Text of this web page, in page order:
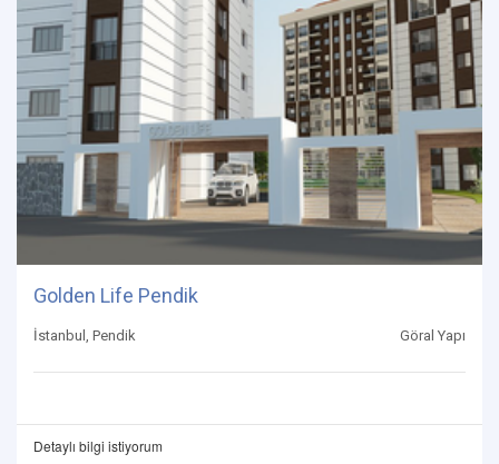
Golden Life Pendik
İstanbul, Pendik Göral Yapı
Detaylı bilgi istiyorum